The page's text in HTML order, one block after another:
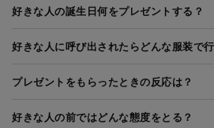
好きな人の誕生日何をプレゼントする？
好きな人に呼び出されたらどんな服装で
プレゼントをもらったときの反応は？
好きな人の前ではどんな態度をとる？